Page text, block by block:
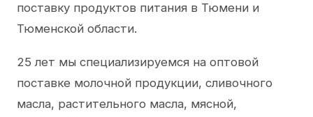
поставку продуктов питания в Тюмени и
Тюменской области.
25 лет мы специализируемся на оптовой
поставке молочной продукции, сливочного
масла, растительного масла, мясной,